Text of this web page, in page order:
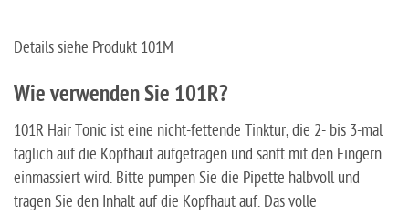
Details siehe Produkt 101M
Wie verwenden Sie 101R?
101R Hair Tonic ist eine nicht-fettende Tinktur, die 2- bis 3-mal
täglich auf die Kopfhaut aufgetragen und sanft mit den Fingern
einmassiert wird. Bitte pumpen Sie die Pipette halbvoll und
tragen Sie den Inhalt auf die Kopfhaut auf. Das volle